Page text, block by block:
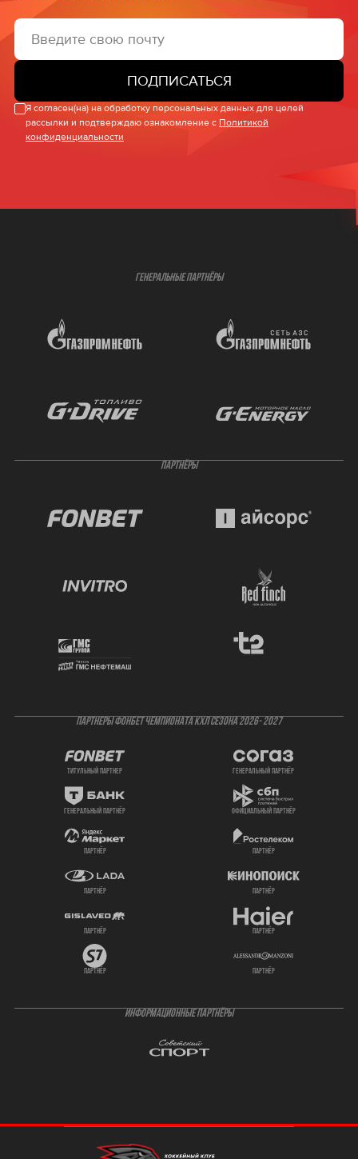
ПОДПИСАТЬСЯ
Я согласен(на) на обработку персональных данных для целей
рассылки и подтверждаю ознакомление с Политикой
конфиденциальности
ГЕНЕРАЛЬНЫЕ ПАРТНЁРЫ
ПАРТНЁРЫ
ПАРТНЕРЫ ФОНБЕТ ЧЕМПИОНАТА КХЛ СЕЗОНА 2026- 2027
титульный партнер генеральный партнёр
генеральный партнёр официальный партнёр
партнёр партнёр
партнёр партнёр
партнёр партнёр
партнёр партнёр
ИНФОРМАЦИОННЫЕ ПАРТНЁРЫ